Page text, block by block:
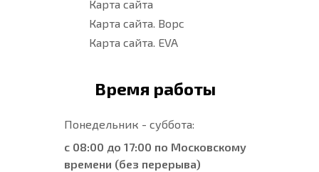
Карта сайта
Карта сайта. Ворс
Карта сайта. EVA
Время работы
Понедельник - суббота:
с 08:00 до 17:00 по Московскому
времени (без перерыва)